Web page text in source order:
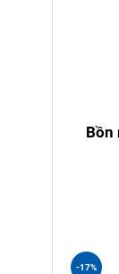
Bồn
-17%